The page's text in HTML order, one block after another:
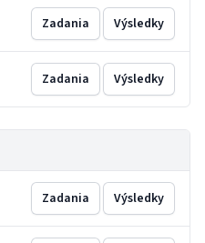
Zadania Výsledky
Zadania Výsledky
Zadania Výsledky